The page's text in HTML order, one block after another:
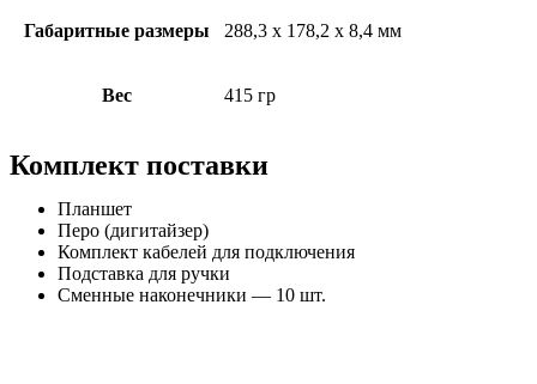
Габаритные размеры 288,3 x 178,2 x 8,4 мм
Вес 415 гр
Комплект поставки
Планшет
Перо (дигитайзер)
Комплект кабелей для подключения
Подставка для ручки
Сменные наконечники — 10 шт.